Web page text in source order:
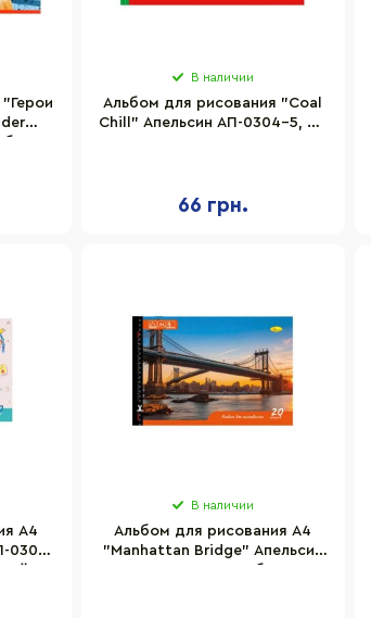
В наличии
Альбом для рисования "Сoal
Chill" Апельсин АП-0304-5, 20
66 грн.
A4
0303-
В наличии
Альбом для рисования A4
"Manhattan Bridge" Апельсин